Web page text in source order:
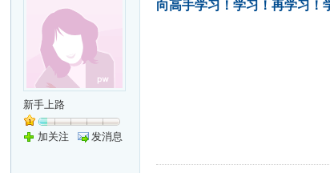
新手上路
加关注 发消息
向高手学习！学习！再学习！